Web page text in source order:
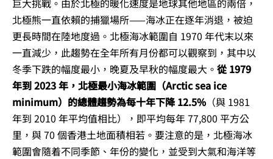
北極熊一直依賴的捕獵場所——海冰正在逐年消退，被迫
更長時間在陸地度過。北極海冰範圍自 1970 年代末以來
一直減少，此趨勢在全年所有月份都可以觀察到，其中以
冬季下跌的幅度最小，晚夏及早秋的幅度最大。 從 1979
年到 2023 年，北極最小海冰範圍（Arctic sea ice
minimum）的總體趨勢為每十年下降 12.5% （與 1981
年到 2010 年平均值相比），即平均每年 77,800 平方公
里，與 70 個香港土地面積相若。要注意的是，北極海冰
範圍會隨着不同季節、年份的變化，並受到大氣和海洋等